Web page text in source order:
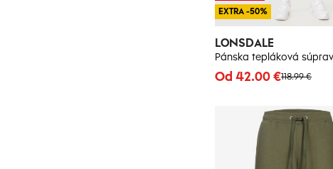
LONSDALE
118.99 €
Od 42.00 €
EXTRA -50%